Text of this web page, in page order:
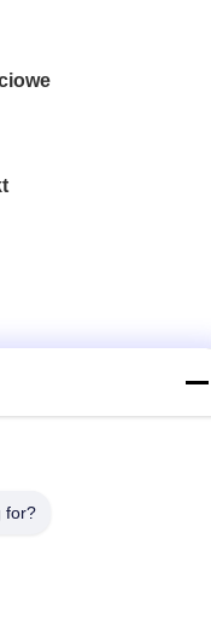
for?